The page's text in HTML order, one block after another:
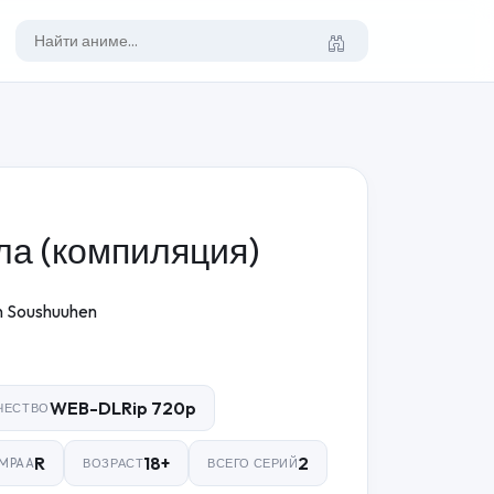
(компиляция)
WEB-DLRip 720p
R ВОЗРАСТ18+ ВСЕГО СЕРИЙ2